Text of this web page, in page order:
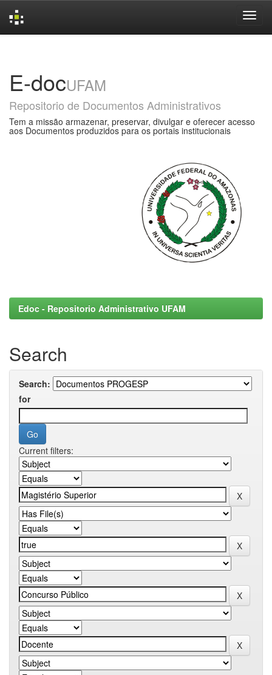
E-docUFAM
Repositorio de Documentos Administrativos
Tem a missão armazenar, preservar, divulgar e oferecer acesso
aos Documentos produzidos para os portais institucionais
Edoc - Repositorio Administrativo UFAM
Search
Search:
for
Current filters: